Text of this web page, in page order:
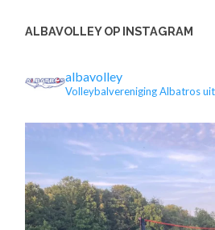
ALBAVOLLEY OP INSTAGRAM
albavolley
Volleybalvereniging Albatros